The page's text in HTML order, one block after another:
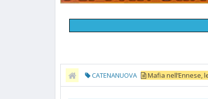
CATENANUOVA Mafia nell’Ennese,